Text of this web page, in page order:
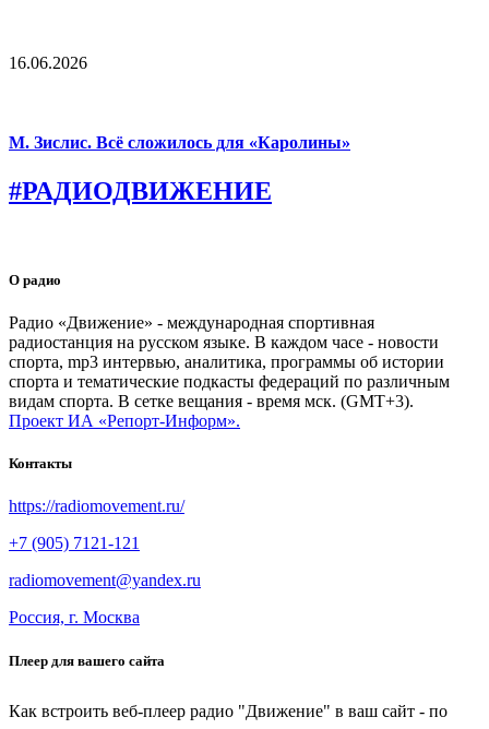
16.06.2026
М. Зислис. Всё сложилось для «Каролины»
#РАДИОДВИЖЕНИЕ
О радио
Радио «Движение» - международная спортивная
радиостанция на русском языке. В каждом часе - новости
спорта, mp3 интервью, аналитика, программы об истории
спорта и тематические подкасты федераций по различным
видам спорта. В сетке вещания - время мск. (GMT+3).
Проект ИА «Репорт-Информ».
Контакты
https://radiomovement.ru/
+7 (905) 7121-121
radiomovement@yandex.ru
Россия, г. Москва
Плеер для вашего сайта
Как встроить веб-плеер радио "Движение" в ваш сайт - по